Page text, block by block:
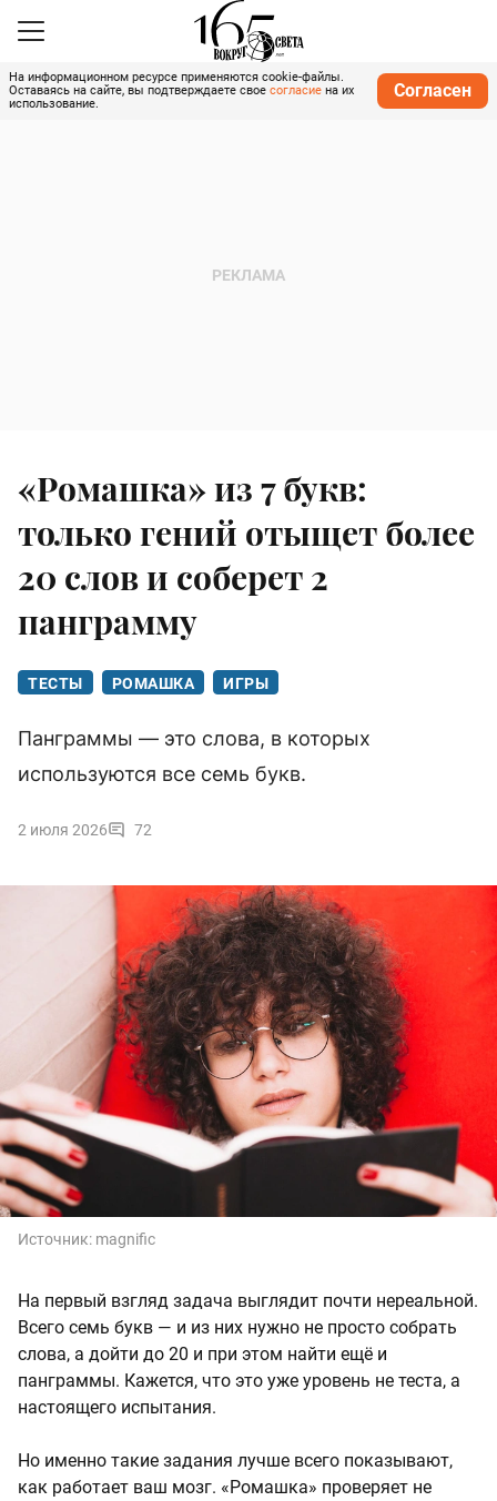
На информационном ресурсе применяются cookie-файлы.
Оставаясь на сайте, вы подтверждаете свое согласие на их
использование.
Согласен
«Ромашка» из 7 букв:
только гений отыщет более
20 слов и соберет 2
панграмму
ТЕСТЫ РОМАШКА ИГРЫ
Панграммы — это слова, в которых
используются все семь букв.
2 июля 2026 72
Источник: magnific
На первый взгляд задача выглядит почти нереальной.
Всего семь букв — и из них нужно не просто собрать
слова, а дойти до 20 и при этом найти ещё и
панграммы. Кажется, что это уже уровень не теста, а
настоящего испытания.
Но именно такие задания лучше всего показывают,
как работает ваш мозг. «Ромашка» проверяет не